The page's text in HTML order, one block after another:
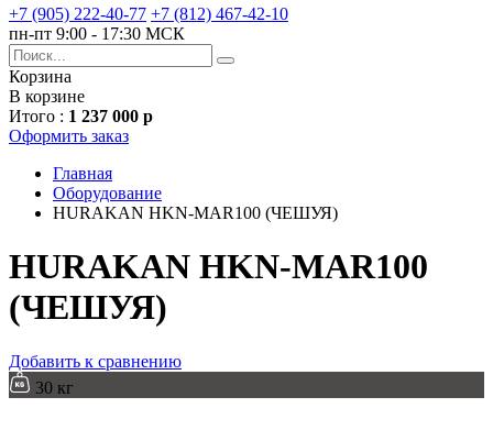
+7 (905) 222-40-77 +7 (812) 467-42-10
пн-пт 9:00 - 17:30 МСК
Корзина
В корзине
Итого : 1 237 000 р
Оформить заказ
Главная
Оборудование
HURAKAN HKN-MAR100 (ЧЕШУЯ)
HURAKAN HKN-MAR100
(ЧЕШУЯ)
Добавить к сравнению
30 кг